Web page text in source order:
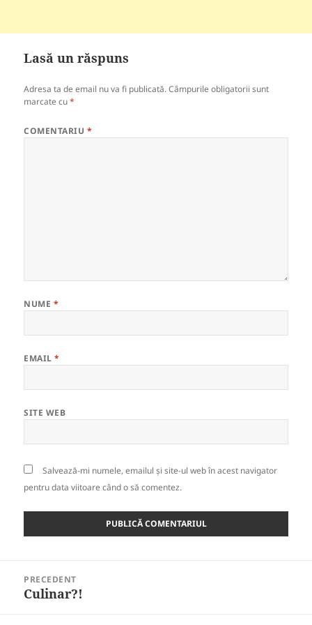
Lasă un răspuns
Adresa ta de email nu va fi publicată. Câmpurile obligatorii sunt
marcate cu*
COMENTARIU *
NUME *
EMAIL*
SITE WEB
Salvează-mi numele, emailul și site-ul web în acest navigator
pentru data viitoare când o să comentez.
articole
PRECEDENT
Articolul
Culinar?!